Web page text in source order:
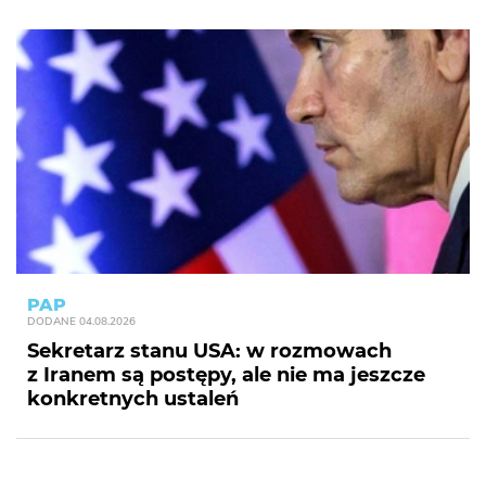
PAP
DODANE 04.08.2026
Sekretarz stanu USA: w rozmowach
z Iranem są postępy, ale nie ma jeszcze
konkretnych ustaleń